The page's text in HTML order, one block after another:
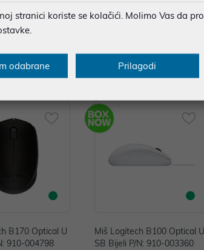
grams and takes up minimal space.
B170 Optical U
910-004798
Miš Logitech B100 Optical U
SB Bijeli P/N: 910-003360
stranici koriste se kolačići. Molimo Vas da
odabrane Prilagodi